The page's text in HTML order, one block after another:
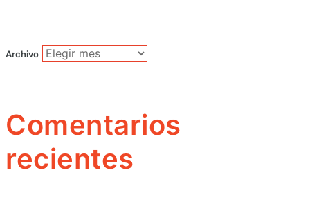
Archivo
Comentarios
recientes